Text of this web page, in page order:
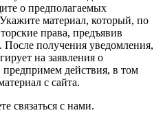
о предполагаемых
материал, который, по
права, предъявив
После получения уведомления,
на заявления о
действия, в том
с сайта.
связаться с нами.